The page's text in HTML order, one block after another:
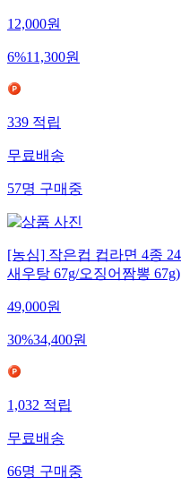
12,000원
6%11,300원
339 적립
무료배송
57명 구매중
[농심] 작은컵 컵라면 4종
새우탕 67g/오징어짬뽕 67g)
49,000원
30%34,400원
1,032 적립
무료배송
66명 구매중